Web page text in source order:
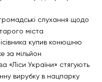
слухання щодо
міста
купив конюшню
за мільйон
«Ліси України» стягують
вирубку в нацпарку